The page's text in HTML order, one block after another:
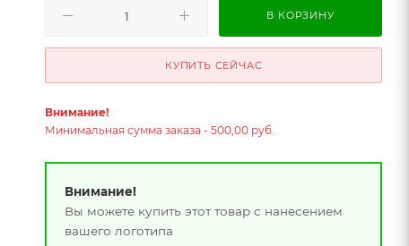
В КОРЗИНУ
КУПИТЬ СЕЙЧАС
Внимание!
Минимальная сумма заказа - 500,00 руб.
Внимание!
Вы можете купить этот товар с нанесением
вашего логотипа